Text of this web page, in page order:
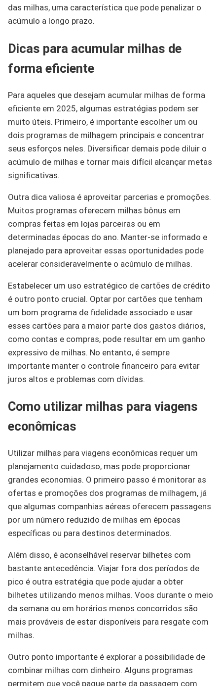
das milhas, uma característica que pode penalizar o
acúmulo a longo prazo.
Dicas para acumular milhas de
forma eficiente
Para aqueles que desejam acumular milhas de forma
eficiente em 2025, algumas estratégias podem ser
muito úteis. Primeiro, é importante escolher um ou
dois programas de milhagem principais e concentrar
seus esforços neles. Diversificar demais pode diluir o
acúmulo de milhas e tornar mais difícil alcançar metas
significativas.
Outra dica valiosa é aproveitar parcerias e promoções.
Muitos programas oferecem milhas bônus em
compras feitas em lojas parceiras ou em
determinadas épocas do ano. Manter-se informado e
planejado para aproveitar essas oportunidades pode
acelerar consideravelmente o acúmulo de milhas.
Estabelecer um uso estratégico de cartões de crédito
é outro ponto crucial. Optar por cartões que tenham
um bom programa de fidelidade associado e usar
esses cartões para a maior parte dos gastos diários,
como contas e compras, pode resultar em um ganho
expressivo de milhas. No entanto, é sempre
importante manter o controle financeiro para evitar
juros altos e problemas com dívidas.
Como utilizar milhas para viagens
econômicas
Utilizar milhas para viagens econômicas requer um
planejamento cuidadoso, mas pode proporcionar
grandes economias. O primeiro passo é monitorar as
ofertas e promoções dos programas de milhagem, já
que algumas companhias aéreas oferecem passagens
por um número reduzido de milhas em épocas
específicas ou para destinos determinados.
Além disso, é aconselhável reservar bilhetes com
bastante antecedência. Viajar fora dos períodos de
pico é outra estratégia que pode ajudar a obter
bilhetes utilizando menos milhas. Voos durante o meio
da semana ou em horários menos concorridos são
mais prováveis de estar disponíveis para resgate com
milhas.
Outro ponto importante é explorar a possibilidade de
combinar milhas com dinheiro. Alguns programas
permitem que você pague parte da passagem com